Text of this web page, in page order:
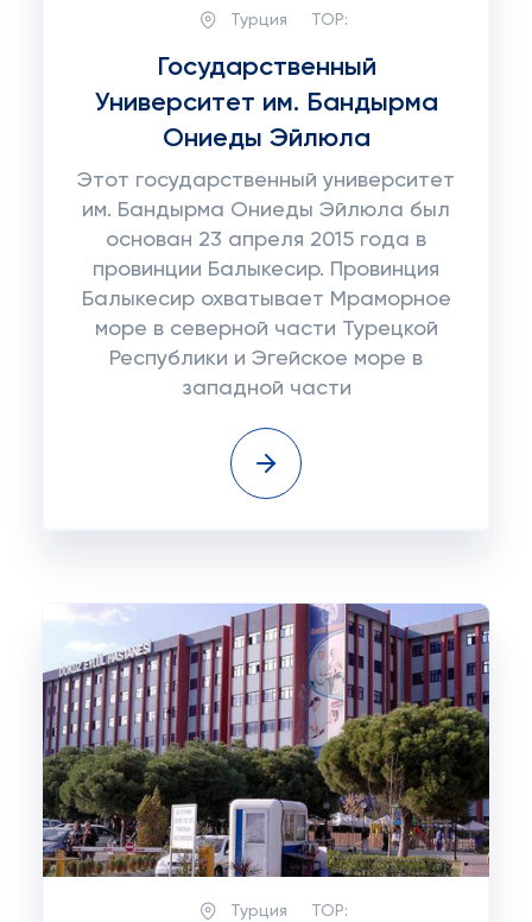
Турция TOP:
Государственный
Университет им. Бандырма
Ониеды Эйлюла
Этот государственный университет
им. Бандырма Ониеды Эйлюла был
основан 23 апреля 2015 года в
провинции Балыкесир. Провинция
Балыкесир охватывает Мраморное
море в северной части Турецкой
Республики и Эгейское море в
западной части
Турция TOP: